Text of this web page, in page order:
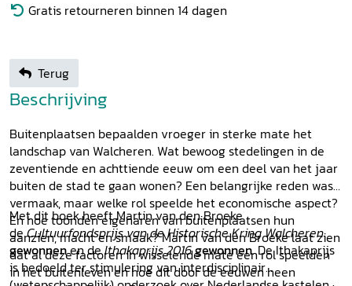
Gratis retourneren binnen 14 dagen
Terug
Beschrijving
Buitenplaatsen bepaalden vroeger in sterke mate het
landschap van Walcheren. Wat bewoog stedelingen in de
zeventiende en achttiende eeuw om een deel van het jaar
buiten de stad te gaan wonen? Een belangrijke reden was
vermaak, maar welke rol speelde het economische aspect?
En hoe toonden eigenaren van buitenplaatsen hun
aanzien, macht en smaak? Martin van den Broeke laat zien
dat al deze factoren in wisselende mate een rol speelden
in het buitenleven en hoe dit door de eeuwen heen
Met dit boek heeft Martin van den Broeke
deCultuurfondsprijs van de Historische Kring Walcheren
gewonnenen deIthakaprijs 2016gewonnen. De Ithakaprijs
is bedoeld ter stimulering van interdisciplinair